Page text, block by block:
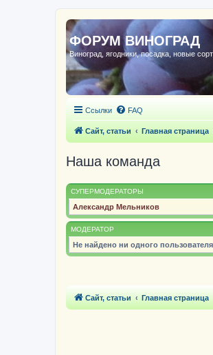
ФОРУМ ВИНОГРАД
Виноград, ягодники, посадка, новые
Ссылки FAQ
Сайт, статьи Главная страница
Наша команда
СУПЕРМОДЕРАТОРЫ
Александр Мельников
МОДЕРАТОР
Не найдено ни одного
Сайт, статьи Главная страница